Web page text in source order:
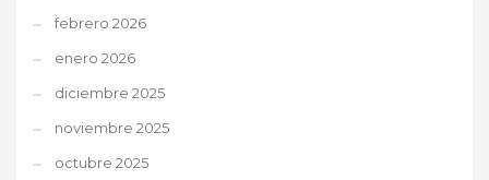
febrero 2026
enero 2026
diciembre 2025
noviembre 2025
octubre 2025